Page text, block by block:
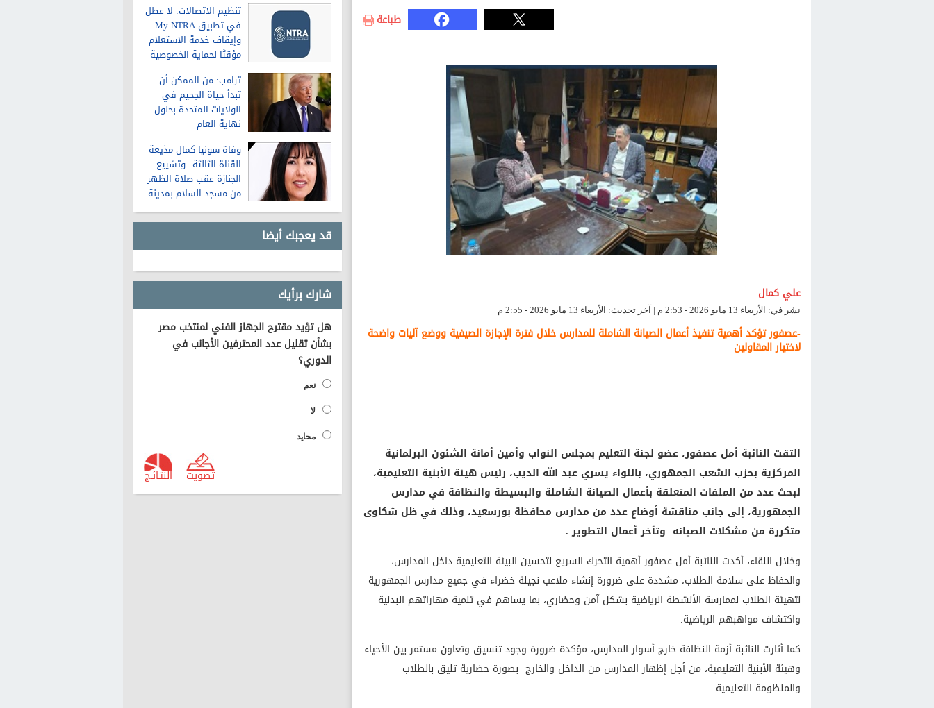
تنظيم الاتصالات: لا عطل
في تطبيق My NTRA..
وإيقاف خدمة الاستعلام
مؤقتًا لحماية الخصوصية
ترامب: من الممكن أن
تبدأ حياة الجحيم في
الولايات المتحدة بحلول
نهاية العام
وفاة سونيا كمال مذيعة
القناة الثالثة.. وتشييع
الجنازة عقب صلاة الظهر
من مسجد السلام بمدينة
نصر
قد يعجبك أيضا
شارك برأيك
هل تؤيد مقترح الجهاز الفني لمنتخب مصر
بشأن تقليل عدد المحترفين الأجانب في
الدوري؟
نعم
لا
محايد
النتـائـج تصويت
طباعة
علي كمال
نشر في: الأربعاء 13 مايو 2026 - 2:53 م | آخر تحديث: الأربعاء 13 مايو 2026 - 2:55 م
-عصفور تؤكد أهمية تنفيذ أعمال الصيانة الشاملة للمدارس خلال فترة الإجازة الصيفية ووضع آليات واضحة
لاختيار المقاولين
التقت النائبة أمل عصفور، عضو لجنة التعليم بمجلس النواب وأمين أمانة الشئون البرلمانية
المركزية بحزب الشعب الجمهوري، باللواء يسري عبد الله الديب، رئيس هيئة الأبنية التعليمية،
لبحث عدد من الملفات المتعلقة بأعمال الصيانة الشاملة والبسيطة والنظافة في مدارس
الجمهورية، إلى جانب مناقشة أوضاع عدد من مدارس محافظة بورسعيد، وذلك في ظل شكاوى
متكررة من مشكلات الصيانه وتأخر أعمال التطوير .
وخلال اللقاء، أكدت النائبة أمل عصفور أهمية التحرك السريع لتحسين البيئة التعليمية داخل المدارس،
والحفاظ على سلامة الطلاب، مشددة على ضرورة إنشاء ملاعب نجيلة خضراء في جميع مدارس الجمهورية
لتهيئة الطلاب لممارسة الأنشطة الرياضية بشكل آمن وحضاري، بما يساهم في تنمية مهاراتهم البدنية
واكتشاف مواهبهم الرياضية.
كما أثارت النائبة أزمة النظافة خارج أسوار المدارس، مؤكدة ضرورة وجود تنسيق وتعاون مستمر بين الأحياء
وهيئة الأبنية التعليمية، من أجل إظهار المدارس من الداخل والخارج بصورة حضارية تليق بالطلاب
والمنظومة التعليمية.